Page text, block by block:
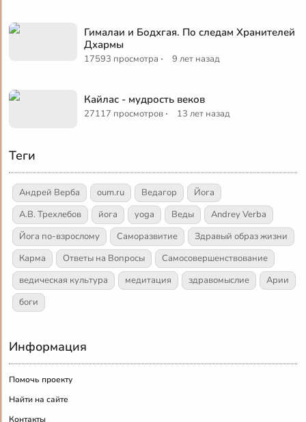
Гималаи и Бодхгая. По следам Хранителей
Дхармы
17593 просмотра · 9 лет назад
Кайлас - мудрость веков
27117 просмотров · 13 лет назад
Теги
Андрей Верба oum.ru Ведагор
Йога
А.В. Трехлебов
йога yoga Веды
Andrey Verba
Йога по-взрослому
Саморазвитие
Здравый образ жизни
Карма
Ответы на Вопросы
Самосовершенствование
ведическая культура
медитация здравомыслие
Арии
боги
Информация
Помочь проекту
Найти на сайте
Контакты